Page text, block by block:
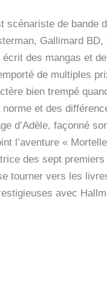
scénariste de bande
Gallimard
des mangas et
de multiples
bien trempé
norme et des
d’Adèle, façonné
l’aventure «
des sept
tourner vers les
avec